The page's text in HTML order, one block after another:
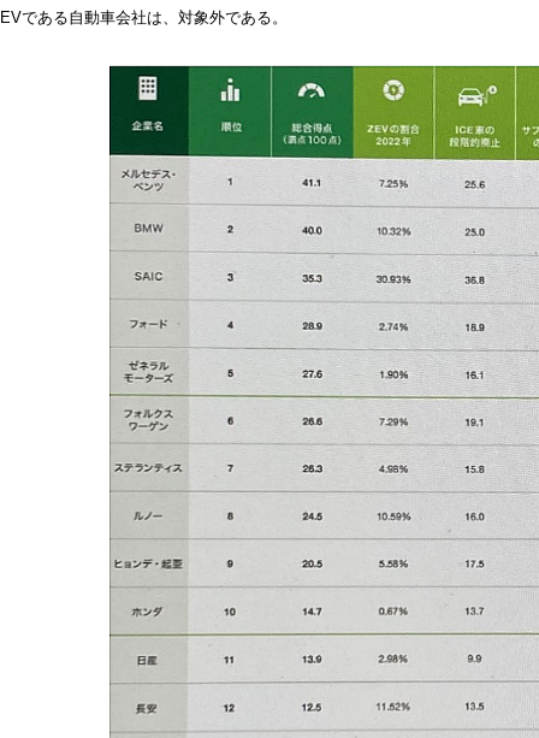
EVである自動車会社は、対象外である。